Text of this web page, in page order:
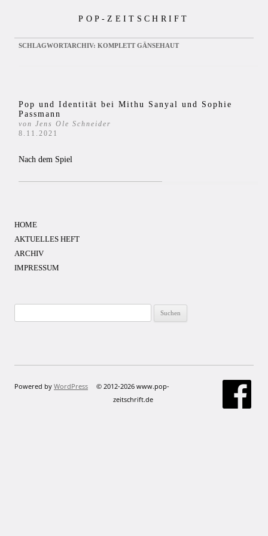
POP-ZEITSCHRIFT
SCHLAGWORTARCHIV: KOMPLETT GÄNSEHAUT
Pop und Identität bei Mithu Sanyal und Sophie
Passmann
von Jens Ole Schneider
8.11.2021
Nach dem Spiel
HOME
AKTUELLES HEFT
ARCHIV
IMPRESSUM
nach:
Powered by WordPress
© 2012-2026 www.pop-
zeitschrift.de